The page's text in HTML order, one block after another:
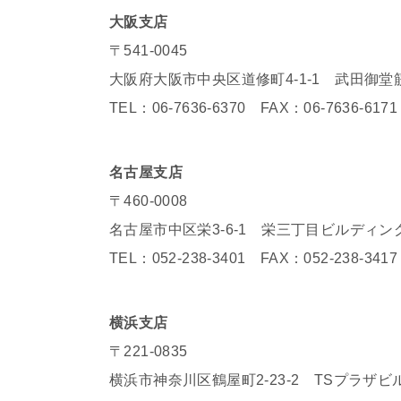
大阪支店
〒541-0045
大阪府大阪市中央区道修町4-1-1 武田御堂
TEL：06-7636-6370 FAX：06-7636-6171
名古屋支店
〒460-0008
名古屋市中区栄3-6-1 栄三丁目ビルディン
TEL：052-238-3401 FAX：052-238-3417
横浜支店
〒221-0835
横浜市神奈川区鶴屋町2-23-2 TSプラザビ